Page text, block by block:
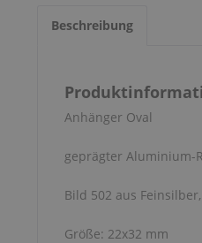
Beschreibung
Anhänger Oval
geprägter Aluminium-
Bild 502 aus
Größe: 22x32 mm